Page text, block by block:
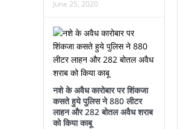
June 25, 2020
नशे के अवैध कारोबार पर शिंकजा
कसते हुये पुलिस ने 880 लीटर
लाहन और 282 बोतल अवैध शराब
को किया काबू